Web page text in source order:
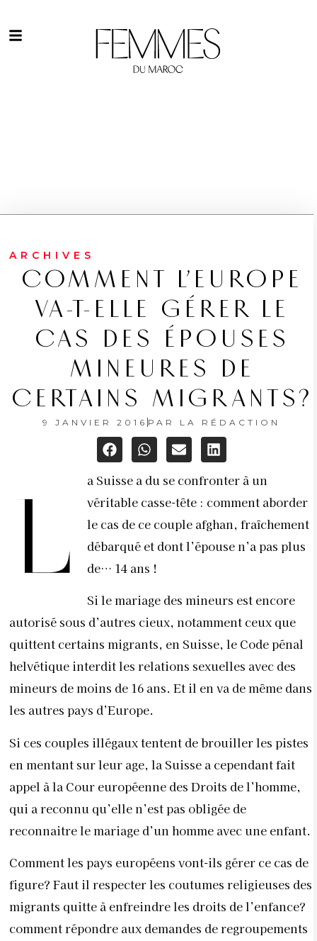
ARCHIVES
COMMENT L’EUROPE
VA-T-ELLE GÉRER LE
CAS DES ÉPOUSES
MINEURES DE
CERTAINS MIGRANTS?
9 JANVIER 2016 PAR LA RÉDACTION
L
a Suisse a du se confronter à un
véritable casse-tête : comment aborder
le cas de ce couple afghan, fraîchement
débarqué et dont l’épouse n’a pas plus
de… 14 ans !
Si le mariage des mineurs est encore
autorisé sous d’autres cieux, notamment ceux que
quittent certains migrants, en Suisse, le Code pénal
helvétique interdit les relations sexuelles avec des
mineurs de moins de 16 ans. Et il en va de même dans
les autres pays d’Europe.
Si ces couples illégaux tentent de brouiller les pistes
en mentant sur leur age, la Suisse a cependant fait
appel à la Cour européenne des Droits de l’homme,
qui a reconnu qu’elle n’est pas obligée de
reconnaitre le mariage d’un homme avec une enfant.
Comment les pays européens vont-ils gérer ce cas de
figure? Faut il respecter les coutumes religieuses des
migrants quitte à enfreindre les droits de l’enfance?
comment répondre aux demandes de regroupements